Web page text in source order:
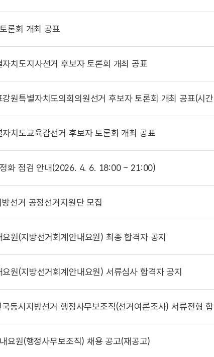
론회 개최 공표
자치도지사선거 후보자 토론회 개최 공표
원특별자치도의회의원선거 후보자 토론회 개최 공표(시간대 변경)
자치도교육감선거 후보자 토론회 개최 공표
화 점검 안내(2026. 4. 6. 18:00 ~ 21:00)
선거 공정선거지원단 모집
원(지방선거회계안내요원) 최종 합격자 공지
원(지방선거회계안내요원) 서류심사 합격자 공지
동시지방선거 행정사무보조직(선거여론조사) 서류전형 합격자 공고
요원(행정사무보조직) 채용 공고(재공고)